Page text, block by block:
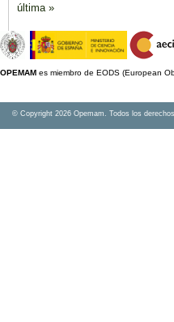
última »
OPEMAM es miembro de EODS (European
© Copyright 2026 Opemam. Todos los